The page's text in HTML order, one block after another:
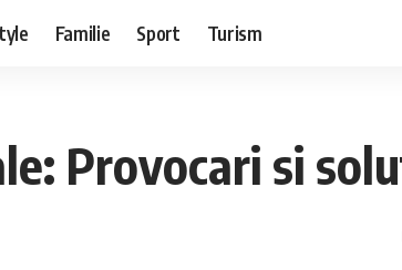
Familie Sport Turism
Provocari si